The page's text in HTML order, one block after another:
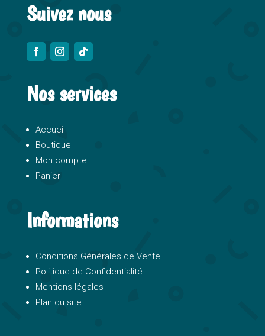
Suivez nous
Nos services
Accueil
Boutique
Mon compte
Panier
Informations
Conditions Générales de Vente
Politique de Confidentialité
Mentions légales
Plan du site